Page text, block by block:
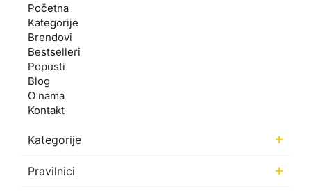
Početna
Kategorije
Brendovi
Bestselleri
Popusti
Blog
O nama
Kontakt
Kategorije
Pravilnici